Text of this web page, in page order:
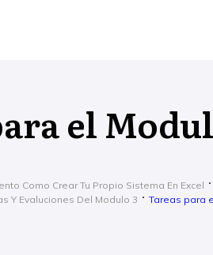
el
Como Crear Tu Propio Sistema En Excel
Y Evaluciones Del Modulo 3
Tareas para